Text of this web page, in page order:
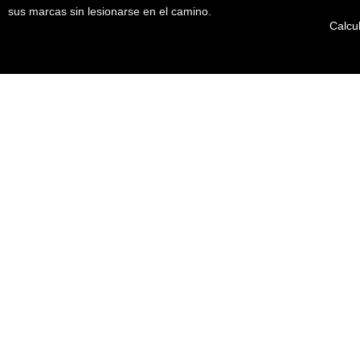
sus marcas sin lesionarse en el camino.